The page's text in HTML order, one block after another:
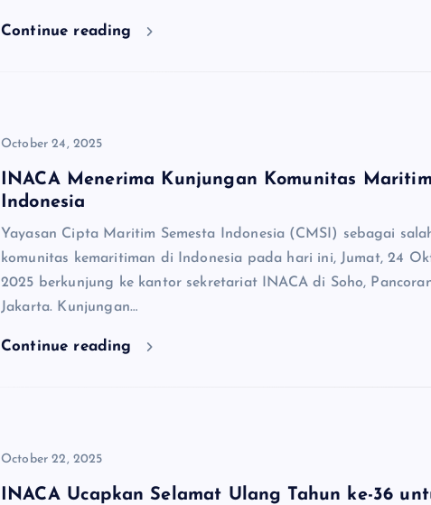
Continue reading
October 24, 2025
INACA Menerima Kunjungan Komunitas Maritim
Indonesia
Yayasan Cipta Maritim Semesta Indonesia (CMSI) sebagai
komunitas kemaritiman di Indonesia pada hari ini, Jumat, 24
2025 berkunjung ke kantor sekretariat INACA di Soho,
Jakarta. Kunjungan…
Continue reading
October 22, 2025
INACA Ucapkan Selamat Ulang Tahun ke-36